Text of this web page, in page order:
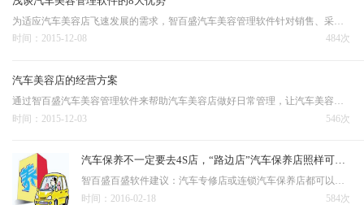
484次
时间：2015-12-08
汽车美容店的经营方案
通过智百盛汽车美容管理软件来帮助汽车美容店做好日常管理，让汽车美容店在客户心中保持一个专业、高端的形象。
546次
时间：2015-12-03
汽车保养不一定要去4S店，“路边店”汽车保养店照样可以高大尚
智百盛百盛软件建议：汽车专修店或连锁汽车保养店都可以采用管理软件，或者汽修微信管理系统，即让客户感受比4S店更高档的待遇。
584次
时间：2016-02-18